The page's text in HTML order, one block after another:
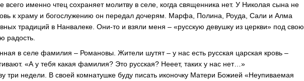
всего именно чтец сохраняет молитву в селе, когда священника нет. У Николая сына не
к храму и богослужению он передал дочерям. Марфа, Полина, Роуда, Сали и Алма
традиций в Нанвалеке. Они-то и взяли меня – «русскую девушку из церкви» под свою
радость.
в селе фамилия – Романовы. Жители шутят – у нас есть русская царская кровь –
«А у тебя какая фамилия? Это русская? Нееет, таких у нас нет…»
три недели. В своей комнатушке буду писать иконочку Матери Божией «Неупиваемая